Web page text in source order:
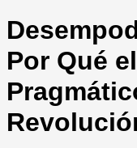
Por Qué